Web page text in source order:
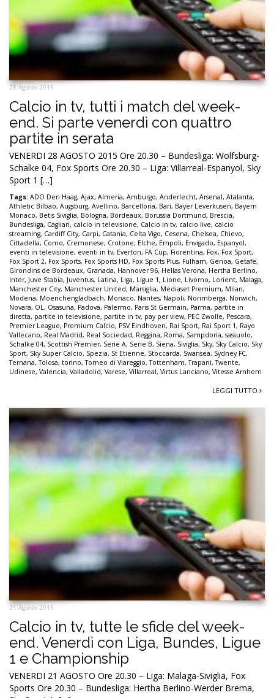
28 Agosto 2015
Calcio in tv, tutti i match del week-
end. Si parte venerdì con quattro
partite in serata
VENERDI 28 AGOSTO 2015 Ore 20.30 – Bundesliga: Wolfsburg-
Schalke 04, Fox Sports Ore 20.30 – Liga: Villarreal-Espanyol, Sky
Sport 1 […]
Tags: ADO Den Haag, Ajax, Almeria, Amburgo, Anderlecht, Arsenal, Atalanta,
Athletic Bilbao, Augsburg, Avellino, Barcellona, Bari, Bayer Leverkusen, Bayern
Monaco, Betis Siviglia, Bologna, Bordeaux, Borussia Dortmund, Brescia,
Bundesliga, Cagliari, calcio in televisione, Calcio in tv, calcio live, calcio
streaming, Cardiff City, Carpi, Catania, Celta Vigo, Cesena, Chelsea, Chievo,
Cittadella, Como, Cremonese, Crotone, Elche, Empoli, Envigado, Espanyol,
eventi in televisione, eventi in tv, Everton, FA Cup, Fiorentina, Fox, Fox Sport,
Fox Sport 2, Fox Sports, Fox Sports HD, Fox Sports Plus, Fulham, Genoa, Getafe,
Girondins de Bordeaux, Granada, Hannover 96, Hellas Verona, Hertha Berlino,
Inter, Juve Stabia, Juventus, Latina, Liga, Ligue 1, Lione, Livorno, Lorient, Malaga,
Manchester City, Manchester United, Marsiglia, Mediaset Premium, Milan,
Modena, Moenchengladbach, Monaco, Nantes, Napoli, Norimberga, Norwich,
Novara, OL, Osasuna, Padova, Palermo, Paris St Germain, Parma, partite in
diretta, partite in televisione, partite in tv, pay per view, PEC Zwolle, Pescara,
Premier League, Premium Calcio, PSV Eindhoven, Rai Sport, Rai Sport 1, Rayo
Vallecano, Real Madrid, Real Sociedad, Reggina, Roma, Sampdoria, sassuolo,
Schalke 04, Scottish Premier, Serie A, Serie B, Siena, Siviglia, Sky, Sky Calcio, Sky
Sport, Sky Super Calcio, Spezia, St Etienne, Stoccarda, Swansea, Sydney FC,
Ternana,Tolosa, torino,Torneo di Viareggio,Tottenham,Trapani,Twente,
Udinese, Valencia, Valladolid, Varese, Villarreal, Virtus Lanciano, Vitesse Arnhem
LEGGI TUTTO
21 Agosto 2015
Calcio in tv, tutte le sfide del week-
end. Venerdì con Liga, Bundes, Ligue
1 e Championship
VENERDI 21 AGOSTO Ore 20.30 – Liga: Malaga-Siviglia, Fox
Sports Ore 20.30 – Bundesliga: Hertha Berlino-Werder Brema,